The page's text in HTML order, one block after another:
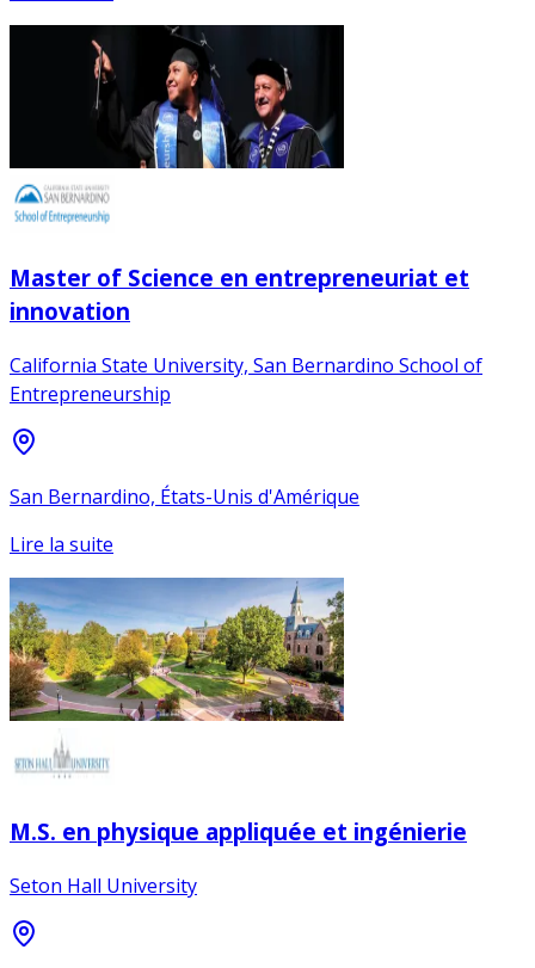
Master of Science en entrepreneuriat et
innovation
California State University, San Bernardino School of
Entrepreneurship
San Bernardino, États-Unis d'Amérique
Lire la suite
M.S. en physique appliquée et ingénierie
Seton Hall University